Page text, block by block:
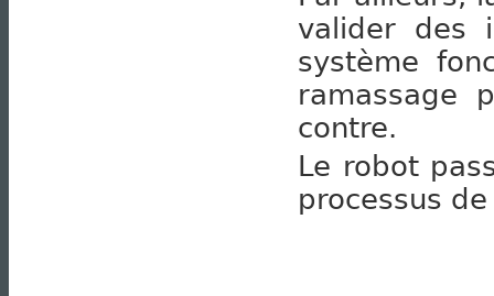
valider des
système
ramassage
contre.
Le robot
processus